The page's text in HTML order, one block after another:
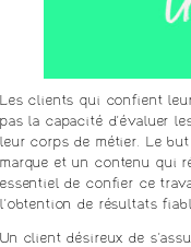
Les clients qui confient
pas la capacité d’évaluer
leur corps de métier. Le
marque et un contenu qui
essentiel de confier ce
l’obtention de résultats
Un client désireux de